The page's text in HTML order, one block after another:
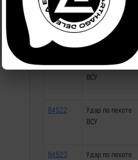
84520
Удар по пехоте
ВСУ
84521
Удар по пехоте
ВСУ
84522
Удар по пехоте
ВСУ
84523
Удар по пехоте